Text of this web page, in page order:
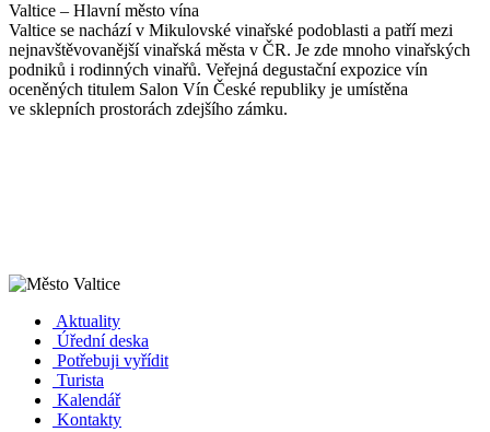
Valtice – Hlavní město vína
Valtice se nachází v Mikulovské vinařské podoblasti a patří mezi
nejnavštěvovanější vinařská města v ČR. Je zde mnoho vinařských
podniků i rodinných vinařů. Veřejná degustační expozice vín
oceněných titulem Salon Vín České republiky je umístěna
ve sklepních prostorách zdejšího zámku.
Aktuality
Úřední deska
Potřebuji vyřídit
Turista
Kalendář
Kontakty